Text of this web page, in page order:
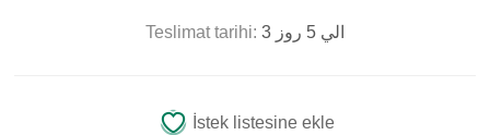
Teslimat tarihi: 3 الي 5 روز
İstek listesine ekle